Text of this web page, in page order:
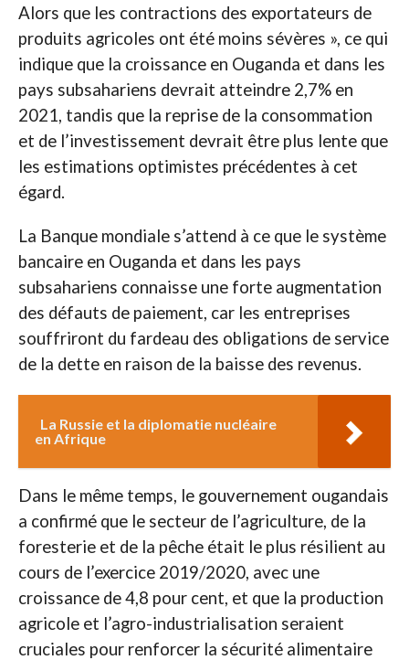
Alors que les contractions des exportateurs de
produits agricoles ont été moins sévères », ce qui
indique que la croissance en Ouganda et dans les
pays subsahariens devrait atteindre 2,7% en
2021, tandis que la reprise de la consommation
et de l’investissement devrait être plus lente que
les estimations optimistes précédentes à cet
égard.
La Banque mondiale s’attend à ce que le système
bancaire en Ouganda et dans les pays
subsahariens connaisse une forte augmentation
des défauts de paiement, car les entreprises
souffriront du fardeau des obligations de service
de la dette en raison de la baisse des revenus.
La Russie et la diplomatie nucléaire
en Afrique
Dans le même temps, le gouvernement ougandais
a confirmé que le secteur de l’agriculture, de la
foresterie et de la pêche était le plus résilient au
cours de l’exercice 2019/2020, avec une
croissance de 4,8 pour cent, et que la production
agricole et l’agro-industrialisation seraient
cruciales pour renforcer la sécurité alimentaire